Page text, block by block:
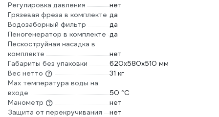
Регулировка давления
нет
Грязевая фреза в комплекте да
Водозаборный фильтр
да
Пеногенератор в комплекте да
Пескоструйная насадка в
комплекте
нет
Габариты без упаковки
620х580х510 мм
Вес нетто
31 кг
Max температура воды на
входе
50 °С
Манометр
нет
Защита от перекручивания
нет